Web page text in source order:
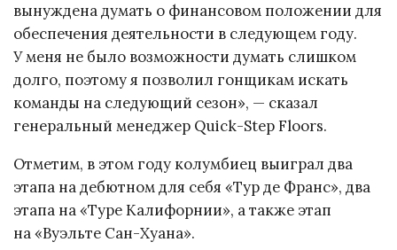
вынуждена думать о финансовом положении для
обеспечения деятельности в следующем году.
У меня не было возможности думать слишком
долго, поэтому я позволил гонщикам искать
команды на следующий сезон», — сказал
генеральный менеджер Quick-Step Floors.
Отметим, в этом году колумбиец выиграл два
этапа на дебютном для себя «Тур де Франс», два
этапа на «Туре Калифорнии», а также этап
на «Вуэльте Сан-Хуана».